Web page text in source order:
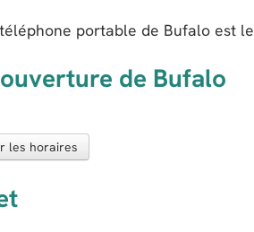
portable de Bufalo est le
de Bufalo
les horaires